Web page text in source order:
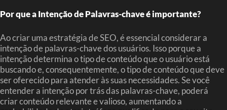
Por que a Intenção de Palavras-chave é importante?
Ao criar uma estratégia de SEO, é essencial considerar a
intenção de palavras-chave dos usuários. Isso porque a
intenção determina o tipo de conteúdo que o usuário está
buscando e, consequentemente, o tipo de conteúdo que deve
ser oferecido para atender às suas necessidades. Se você
entender a intenção por trás das palavras-chave, poderá
criar conteúdo relevante e valioso, aumentando a